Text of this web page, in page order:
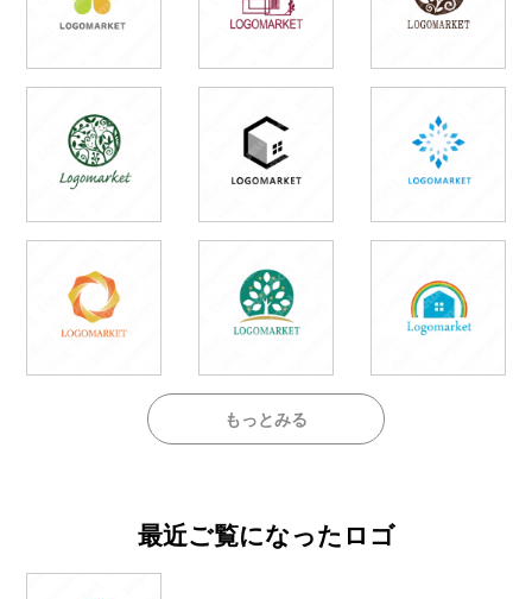
もっとみる
最近ご覧になったロゴ